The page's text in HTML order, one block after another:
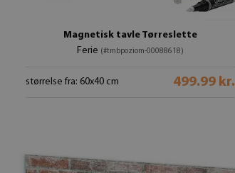
Magnetisk tavle Tørreslette
Ferie (#tmbpoziom-00088618)
størrelse fra: 60x40 cm 499.99 kr.